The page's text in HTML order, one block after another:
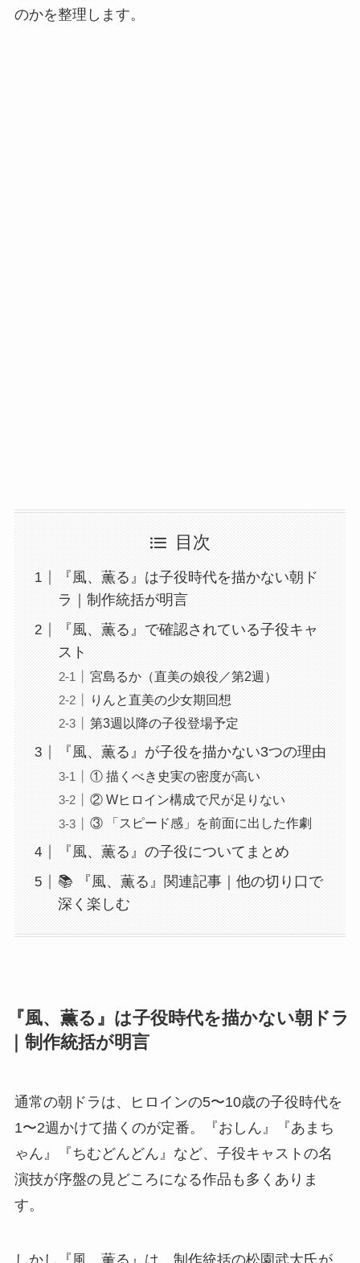
のかを整理します。
目次
『風、薫る』は子役時代を描かない朝ド
ラ｜制作統括が明言
『風、薫る』で確認されている子役キャ
スト
宮島るか（直美の娘役／第2週）
りんと直美の少女期回想
第3週以降の子役登場予定
『風、薫る』が子役を描かない3つの理由
① 描くべき史実の密度が高い
② Wヒロイン構成で尺が足りない
③ 「スピード感」を前面に出した作劇
『風、薫る』の子役についてまとめ
📚 『風、薫る』関連記事｜他の切り口で
深く楽しむ
『風、薫る』は子役時代を描かない朝ドラ
｜制作統括が明言
通常の朝ドラは、ヒロインの5〜10歳の子役時代を
1〜2週かけて描くのが定番。『おしん』『あまち
ゃん』『ちむどんどん』など、子役キャストの名
演技が序盤の見どころになる作品も多くありま
す。
しかし『風、薫る』は、制作統括の松園武大氏が